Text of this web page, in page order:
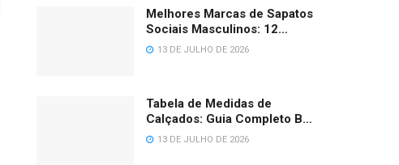
Melhores Marcas de Sapatos
Sociais Masculinos: 12
Opções em 2026
13 DE JULHO DE 2026
Tabela de Medidas de
Calçados: Guia Completo BR,
EUA e Europa 2026
13 DE JULHO DE 2026